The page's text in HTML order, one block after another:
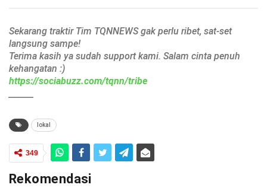
Sekarang traktir Tim TQNNEWS gak perlu ribet, sat-set
langsung sampe!
Terima kasih ya sudah support kami. Salam cinta penuh
kehangatan :)
https://sociabuzz.com/tqnn/tribe
lokal
349
Rekomendasi